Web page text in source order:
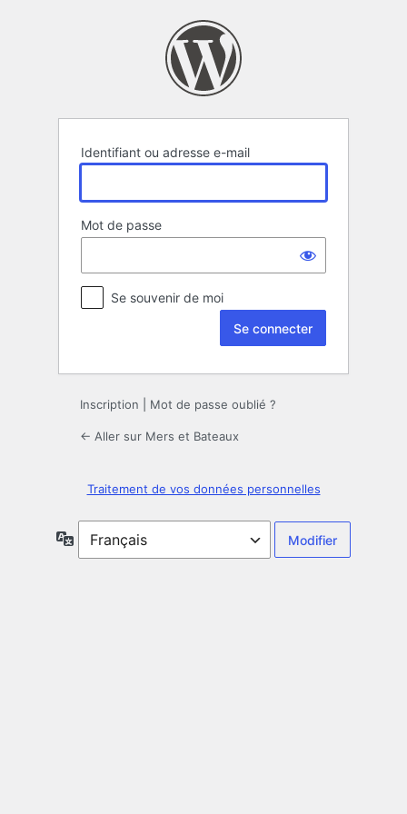
Identifiant ou adresse e-mail
Mot de passe
Se souvenir de moi
Inscription Mot de passe oublié ?
← Aller sur Mers et Bateaux
Traitement de vos données personnelles
Langue